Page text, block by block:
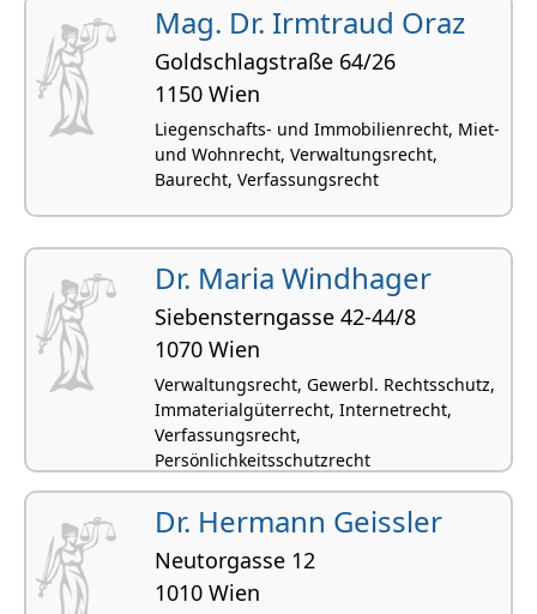
Mag. Dr. Irmtraud Oraz
Goldschlagstraße 64/26
1150 Wien
Liegenschafts- und Immobilienrecht, Miet-
und Wohnrecht, Verwaltungsrecht,
Baurecht, Verfassungsrecht
Dr. Maria Windhager
Siebensterngasse 42-44/8
1070 Wien
Verwaltungsrecht, Gewerbl. Rechtsschutz,
Immaterialgüterrecht, Internetrecht,
Verfassungsrecht,
Persönlichkeitsschutzrecht
Dr. Hermann Geissler
Neutorgasse 12
1010 Wien